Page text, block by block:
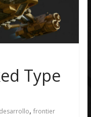
Type
,frontier